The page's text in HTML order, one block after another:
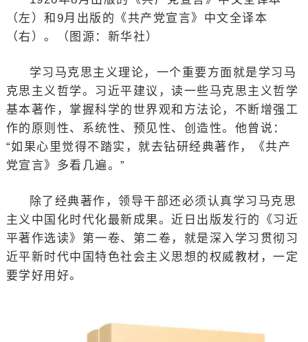
（左）和9月出版的《共产党宣言》中文全译本
（右）。（图源：新华社）
学习马克思主义理论，一个重要方面就是学习马
克思主义哲学。习近平建议，读一些马克思主义哲学
基本著作，掌握科学的世界观和方法论，不断增强工
作的原则性、系统性、预见性、创造性。他曾说：
“如果心里觉得不踏实，就去钻研经典著作，《共产
党宣言》多看几遍。”
除了经典著作，领导干部还必须认真学习马克思
主义中国化时代化最新成果。近日出版发行的《习近
平著作选读》第一卷、第二卷，就是深入学习贯彻习
近平新时代中国特色社会主义思想的权威教材，一定
要学好用好。